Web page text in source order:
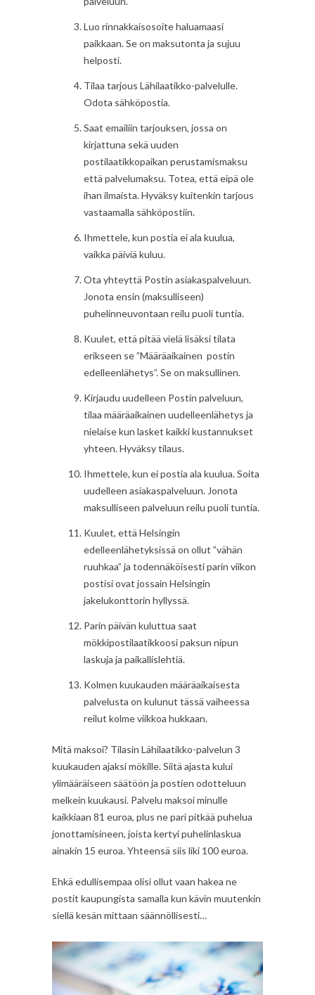
Luo rinnakkaisosoite haluamaasi
paikkaan. Se on maksutonta ja sujuu
helposti.
Tilaa tarjous Lähilaatikko-palvelulle.
Odota sähköpostia.
Saat emailiin tarjouksen, jossa on
kirjattuna sekä uuden
postilaatikkopaikan perustamismaksu
että palvelumaksu. Totea, että eipä ole
ihan ilmaista. Hyväksy kuitenkin tarjous
vastaamalla sähköpostiin.
Ihmettele, kun postia ei ala kuulua,
vaikka päiviä kuluu.
Ota yhteyttä Postin asiakaspalveluun.
Jonota ensin (maksulliseen)
puhelinneuvontaan reilu puoli tuntia.
Kuulet, että pitää vielä lisäksi tilata
erikseen se ”Määräaikainen postin
edelleenlähetys”. Se on maksullinen.
Kirjaudu uudelleen Postin palveluun,
tilaa määräaikainen uudelleenlähetys ja
nielaise kun lasket kaikki kustannukset
yhteen. Hyväksy tilaus.
Ihmettele, kun ei postia ala kuulua. Soita
uudelleen asiakaspalveluun. Jonota
maksulliseen palveluun reilu puoli tuntia.
Kuulet, että Helsingin
edelleenlähetyksissä on ollut ”vähän
ruuhkaa” ja todennäköisesti parin viikon
postisi ovat jossain Helsingin
jakelukonttorin hyllyssä.
Parin päivän kuluttua saat
mökkipostilaatikkoosi paksun nipun
laskuja ja paikallislehtiä.
Kolmen kuukauden määräaikaisesta
palvelusta on kulunut tässä vaiheessa
reilut kolme viikkoa hukkaan.
Mitä maksoi? Tilasin Lähilaatikko-palvelun 3
kuukauden ajaksi mökille. Siitä ajasta kului
ylimääräiseen säätöön ja postien odotteluun
melkein kuukausi. Palvelu maksoi minulle
kaikkiaan 81 euroa, plus ne pari pitkää puhelua
jonottamisineen, joista kertyi puhelinlaskua
ainakin 15 euroa. Yhteensä siis liki 100 euroa.
Ehkä edullisempaa olisi ollut vaan hakea ne
postit kaupungista samalla kun kävin muutenkin
siellä kesän mittaan säännöllisesti…